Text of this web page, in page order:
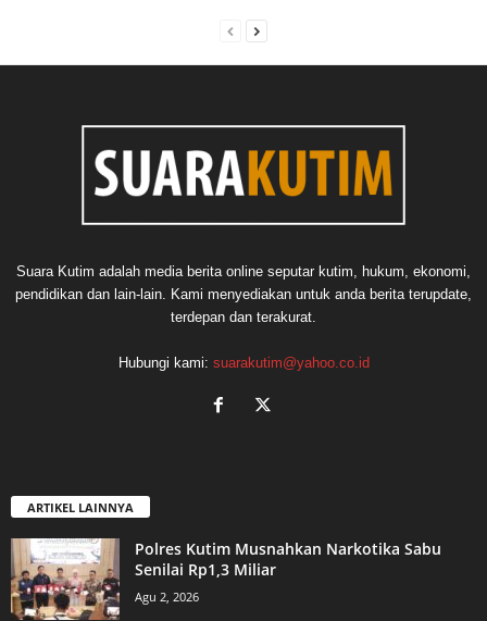
Suara Kutim adalah media berita online seputar kutim, hukum, ekonomi,
pendidikan dan lain-lain. Kami menyediakan untuk anda berita terupdate,
terdepan dan terakurat.
Hubungi kami: suarakutim@yahoo.co.id
ARTIKEL LAINNYA
Polres Kutim Musnahkan Narkotika Sabu
Senilai Rp1,3 Miliar
Agu 2, 2026